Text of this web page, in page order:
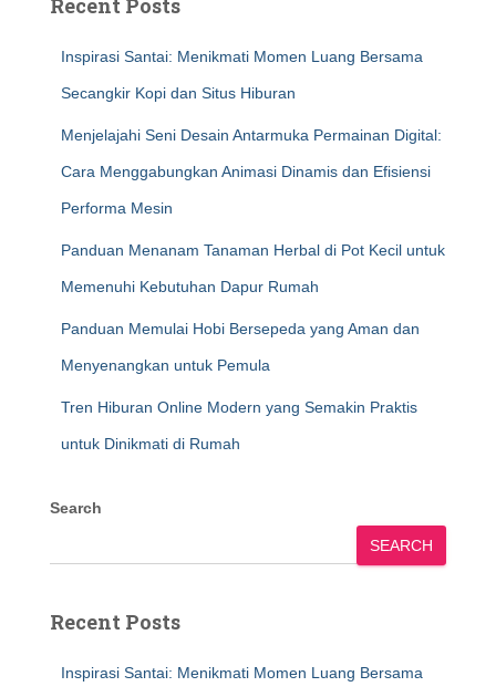
Recent Posts
Inspirasi Santai: Menikmati Momen Luang Bersama
Secangkir Kopi dan Situs Hiburan
Menjelajahi Seni Desain Antarmuka Permainan Digital:
Cara Menggabungkan Animasi Dinamis dan Efisiensi
Performa Mesin
Panduan Menanam Tanaman Herbal di Pot Kecil untuk
Memenuhi Kebutuhan Dapur Rumah
Panduan Memulai Hobi Bersepeda yang Aman dan
Menyenangkan untuk Pemula
Tren Hiburan Online Modern yang Semakin Praktis
untuk Dinikmati di Rumah
Search
SEARCH
Recent Posts
Inspirasi Santai: Menikmati Momen Luang Bersama